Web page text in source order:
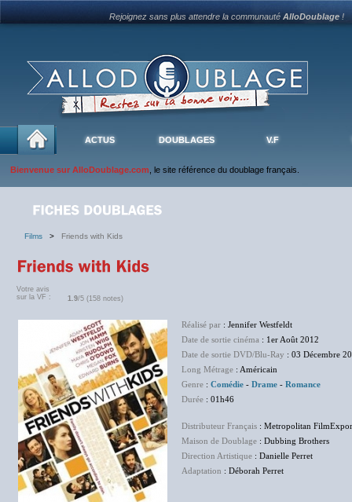
Rejoignez sans plus attendre la communautéAlloDoublage !
ACTUS DOUBLAGES V.F
Bienvenue sur AlloDoublage.com , le site référence du doublage français.
Films > Friends with Kids
Votre avis
sur la VF :
1.9/5 (158 notes)
Réalisé par : Jennifer Westfeldt
Date de sortie cinéma : 1er Août 2012
Date de sortie DVD/Blu-Ray : 03 Décembre
Long Métrage : Américain
Genre : Comédie - Drame - Romance
Durée : 01h46
Distributeur Français : Metropolitan
Maison de Doublage : Dubbing Brothers
Direction Artistique : Danielle Perret
Adaptation : Déborah Perret